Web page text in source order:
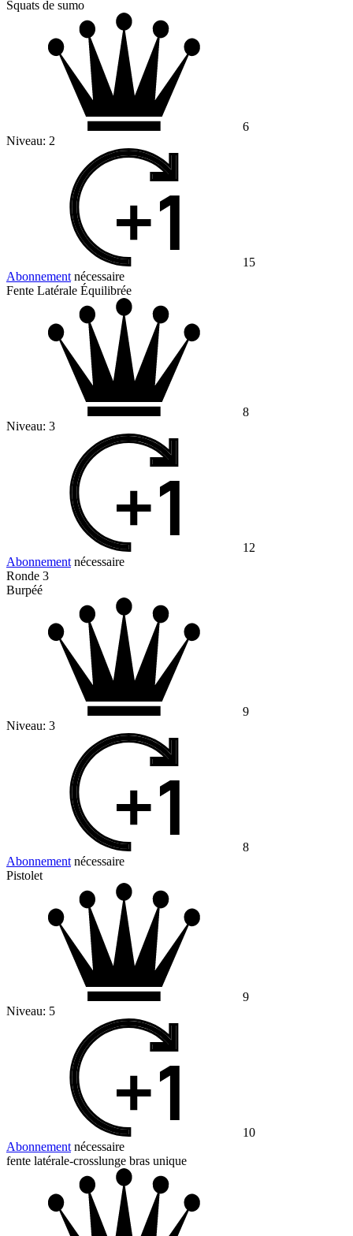
Squats de sumo
6
Niveau: 2
15
Abonnement nécessaire
Fente Latérale Équilibrée
8
Niveau: 3
12
Abonnement nécessaire
Ronde 3
Burpéé
9
Niveau: 3
8
Abonnement nécessaire
Pistolet
9
Niveau: 5
10
Abonnement nécessaire
fente latérale-crosslunge bras unique